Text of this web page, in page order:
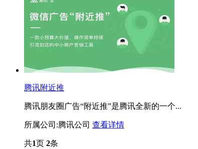
腾讯附近推
腾讯朋友圈广告“附近推”是腾讯全新的一个...
所属公司:腾讯公司 查看详情
共1页 2条